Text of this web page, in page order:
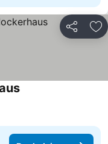
Deli
Pogledaj cene